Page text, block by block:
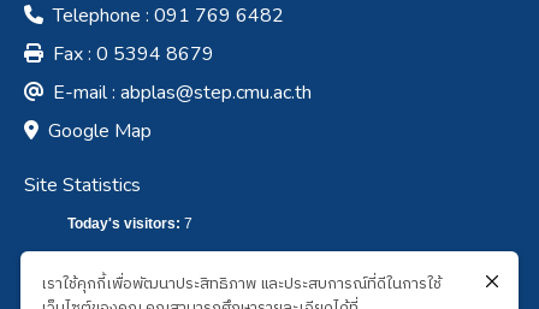
Telephone : 091 769 6482
Fax : 0 5394 8679
E-mail : abplas@step.cmu.ac.th
Google Map
Site Statistics
Today's visitors: 7
เราใช้คุกกี้เพื่อพัฒนาประสิทธิภาพ และประสบการณ์ที่ดีในการใช้